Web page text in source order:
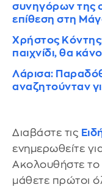
συνηγόρων της
επίθεση στη
Χρήστος
παιχνίδι, θα
Λάρισα:
αναζητούνταν
Διαβάστε τις
ενημερωθείτε
Ακολουθήστε το
μάθετε πρώτοι